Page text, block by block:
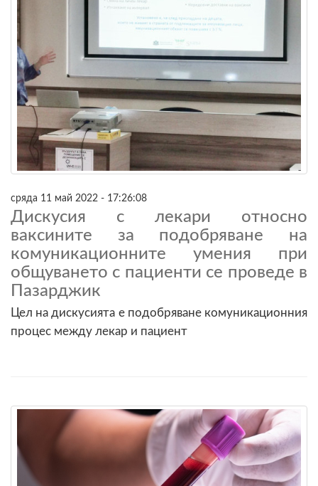
сряда 11 май 2022 - 17:26:08
Дискусия с лекари относно
ваксините за подобряване на
комуникационните умения при
общуването с пациенти се проведе в
Пазарджик
Цел на дискусията е подобряване комуникационния
процес между лекар и пациент